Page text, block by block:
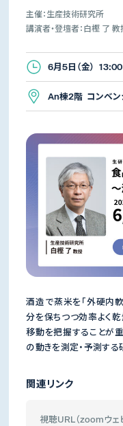
主催：生産技術研究所
講演者・登壇者：白樫 了 教
6月5日（金）
An棟2階 コンベン
酒造で蒸米を「外硬内
分を保ちつつ効率よく
移動を把握することが
の動きを測定・予測する
関連リンク
視聴URL（zoomウェ